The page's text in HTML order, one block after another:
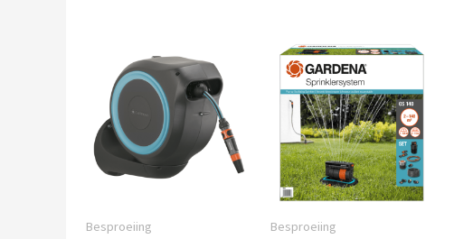
Besproeiing Besproeiing